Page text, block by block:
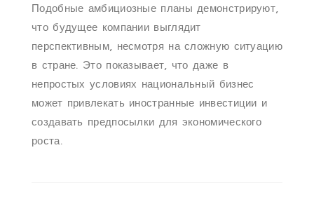
Подобные амбициозные планы демонстрируют,
что будущее компании выглядит
перспективным, несмотря на сложную ситуацию
в стране. Это показывает, что даже в
непростых условиях национальный бизнес
может привлекать иностранные инвестиции и
создавать предпосылки для экономического
роста.